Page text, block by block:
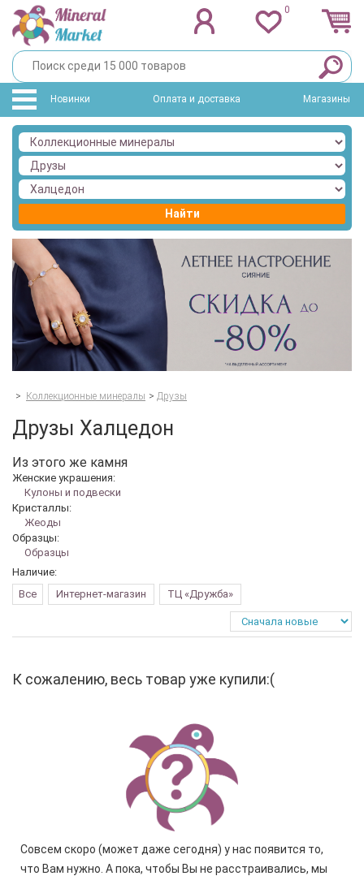
0
Новинки Оплата и доставка Магазины
Найти
> Коллекционные минералы > Друзы
Друзы Халцедон
Из этого же камня
Женские украшения:
Кулоны и подвески
Кристаллы:
Жеоды
Образцы:
Образцы
Наличие:
Все
Интернет-магазин ТЦ «Дружба»
К сожалению, весь товар уже купили:(
Совсем скоро (может даже сегодня) у нас появится то,
что Вам нужно. А пока, чтобы Вы не расстраивались, мы